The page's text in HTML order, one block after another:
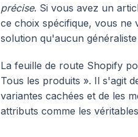
précise. Si vous avez un
ce choix spécifique, vous ne
solution qu'aucun
La feuille de route Shopify
Tous les produits ». Il s'agit
variantes cachées et de les
attributs comme les